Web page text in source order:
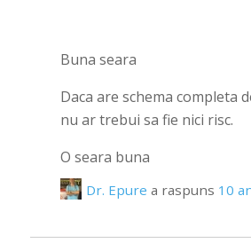
Buna seara
Daca are schema completa
nu ar trebui sa fie nici risc.
O seara buna
Dr. Epure a raspuns 10